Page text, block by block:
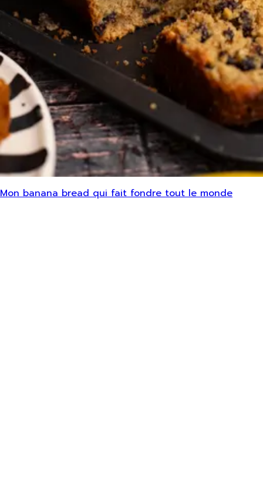
Mon banana bread qui fait fondre tout le monde